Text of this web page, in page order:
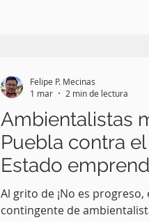
Ambientalistas
Puebla contra
Estado
Al grito de ¡No es progreso,
contingente de
Felipe P. Mecinas
1 mar
2 min de lectura